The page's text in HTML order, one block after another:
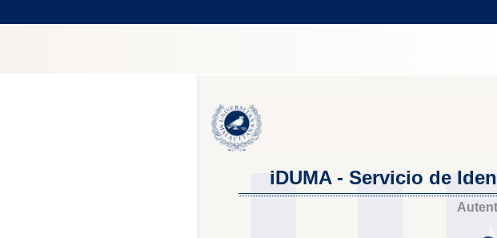
iDUMA - Servicio de